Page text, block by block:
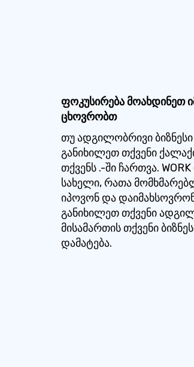
ფოკუსირება მოახდინეთ
ცხოვრობთ
თუ ადგილობრივი ბიზნესი
განიხილეთ თქვენი
თქვენს .-ში ჩართვა.
სახელი, რათა
იპოვონ და
განიხილეთ თქვენი
მისამართის თქვენი
დამატება.